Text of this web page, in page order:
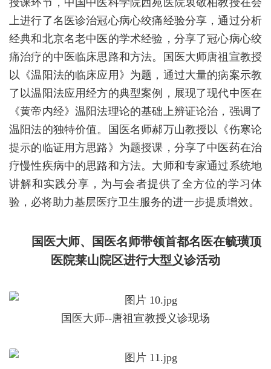
授课环节，中国中医科学院西苑医院衷敬柏教授在会
上进行了名医诊治冠心病心绞痛经验分享，通过分析
经典和北京名老中医的学术经验，分享了冠心病心绞
痛治疗的中医临床思路和方法。国医大师唐祖宣教授
以《温阳法的临床应用》为题，通过大量的病案示教
了以温阳法应用经方的典型案例，展现了现代中医在
《黄帝内经》温阳法理论的基础上辨证论治，强调了
温阳法的独特价值。国医名师郝万山教授以《伤寒论
提示的临证用方思路》为题授课，分享了中医药在治
疗慢性疾病中的思路和方法。大师和专家通过系统地
讲解和实践分享，为与会者提供了全方位的学习体
验，必将助力基层医疗卫生服务的进一步提质增效。
国医大师、国医名师带领首都名医在毓璜顶
医院莱山院区进行大型义诊活动
国医大师--唐祖宣教授义诊现场